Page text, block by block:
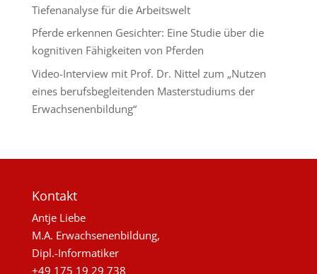
Tiefenanalyse für die Arbeitswelt
Pferde erkennen Gesichter: Eine Studie über die
kognitiven Fähigkeiten von Pferden
Video-Interview mit Prof. Dr. Nittel zum „Nutzen
eines berufsbegleitenden Masterstudiums der
Erwachsenenbildung“
Kontakt
Antje Liebe
M.A. Erwachsenenbildung,
Dipl.-Informatiker
+49 175 19 29 738